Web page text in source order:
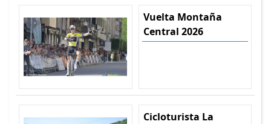
Vuelta Montaña
Central 2026
Cicloturista La